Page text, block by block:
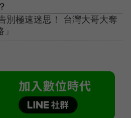
別極速迷思！ 台灣大哥大奪